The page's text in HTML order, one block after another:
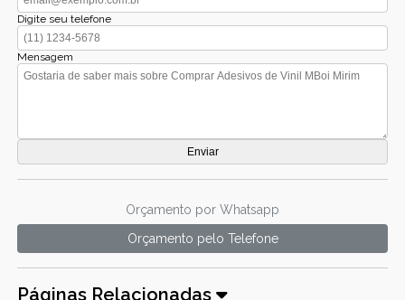
Digite seu telefone
Mensagem
Orçamento por Whatsapp
Orçamento pelo Telefone
Páginas Relacionadas